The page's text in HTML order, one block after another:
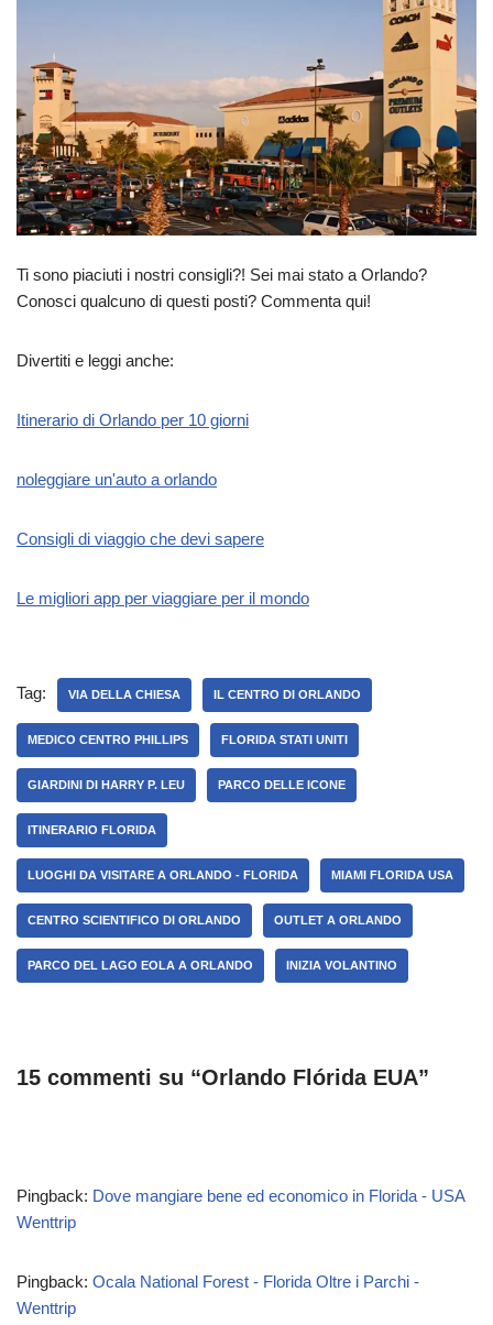
Ti sono piaciuti i nostri consigli?! Sei mai stato a Orlando?
Conosci qualcuno di questi posti? Commenta qui!
Divertiti e leggi anche:
Itinerario di Orlando per 10 giorni
noleggiare un'auto a orlando
Consigli di viaggio che devi sapere
Le migliori app per viaggiare per il mondo
Tag: VIA DELLA CHIESA IL CENTRO DI ORLANDO
MEDICO CENTRO PHILLIPS FLORIDA STATI UNITI
GIARDINI DI HARRY P. LEU PARCO DELLE ICONE
ITINERARIO FLORIDA
LUOGHI DA VISITARE A ORLANDO - FLORIDA MIAMI FLORIDA USA
CENTRO SCIENTIFICO DI ORLANDO OUTLET A ORLANDO
PARCO DEL LAGO EOLA A ORLANDO INIZIA VOLANTINO
15 commenti su “Orlando Flórida EUA”
Pingback: Dove mangiare bene ed economico in Florida - USA
Wenttrip
Pingback: Ocala National Forest - Florida Oltre i Parchi -
Wenttrip